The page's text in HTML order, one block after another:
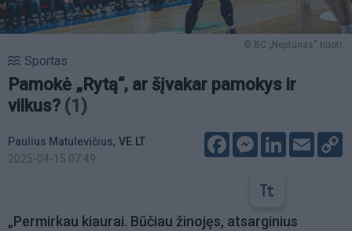
© BC „Neptūnas“ nuotr.
Sportas
Pamokė „Rytą“, ar šįvakar pamokys ir
vilkus? (1)
Paulius Matulevičius, VE.LT
2025-04-15 07:49
FacebookMessenger
LinkedIn
Email
„Permirkau kiaurai. Būčiau žinojęs, atsarginius